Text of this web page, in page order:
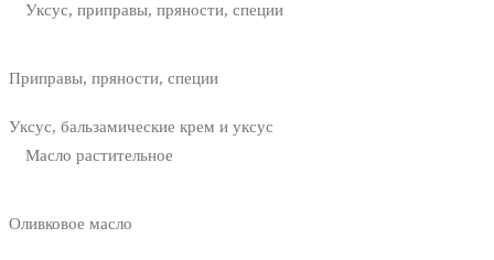
Уксус, приправы, пряности, специи
Приправы, пряности, специи
Уксус, бальзамические крем и уксус
Масло растительное
Оливковое масло